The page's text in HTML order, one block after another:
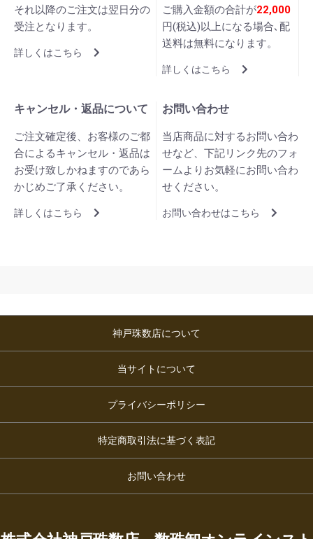
それ以降のご注文は翌日分の
受注となります。
詳しくはこちら
ご購入金額の合計が22,000
円(税込)以上になる場合､配
送料は無料になります。
詳しくはこちら
キャンセル・返品について
ご注文確定後、お客様のご都
合によるキャンセル・返品は
お受け致しかねますのであら
かじめご了承ください。
詳しくはこちら
お問い合わせ
当店商品に対するお問い合わ
せなど、下記リンク先のフォ
ームよりお気軽にお問い合わ
せください。
お問い合わせはこちら
神戸珠数店について
当サイトについて
プライバシーポリシー
特定商取引法に基づく表記
お問い合わせ